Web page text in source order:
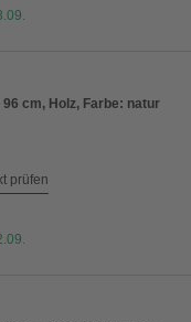
cm, Holz, Farbe: natur
prüfen